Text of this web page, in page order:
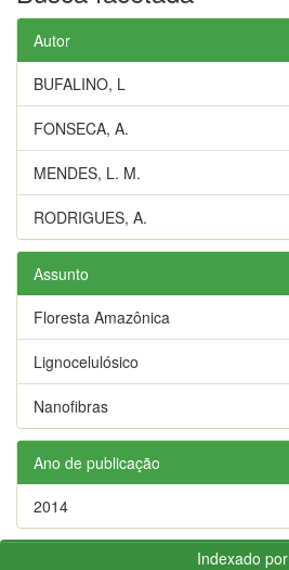
Autor
BUFALINO, L
FONSECA, A.
MENDES, L. M.
RODRIGUES, A.
Assunto
Floresta Amazônica
Lignocelulósico
Nanofibras
Ano de publicação
2014
Indexado por